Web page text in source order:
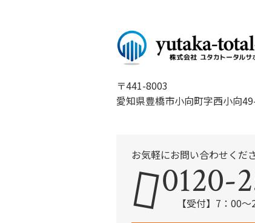
〒441-8003
愛知県豊橋市小向町字西小向
お気軽にお問い合わせくだ
0120-
【受付】7：00